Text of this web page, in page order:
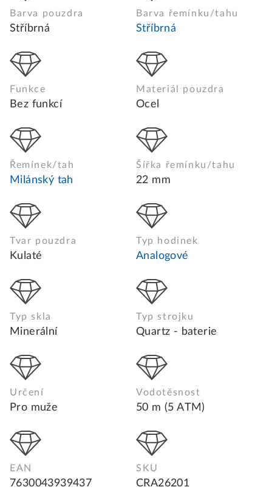
Barva pouzdra
Stříbrná
Barva řemínku/tahu
Stříbrná
Funkce
Bez funkcí
Materiál pouzdra
Ocel
Řemínek/tah
Milánský tah
Šířka řemínku/tahu
22 mm
Tvar pouzdra
Kulaté
Typ hodinek
Analogové
Typ skla
Minerální
Typ strojku
Quartz - baterie
Určení
Pro muže
Vodotěsnost
50 m (5 ATM)
EAN
7630043939437
SKU
CRA26201